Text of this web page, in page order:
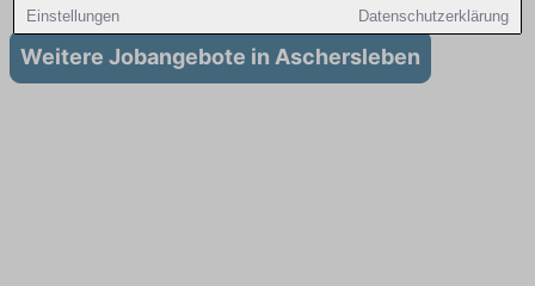
Einstellungen Datenschutzerklärung
Weitere Jobangebote in Aschersleben